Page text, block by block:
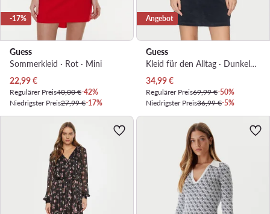
-17%
Guess
Sommerkleid · Rot · Mini
Aktueller Preis
22,99€
Regulärer Preis40,00 €-42%
Niedrigster Preis27,99 €-17%
Angebot
Guess
Kleid für den Alltag · Dunkelblau · Mini
Aktueller Preis
34,99€
Regulärer Preis69,99 €-50%
Niedrigster Preis36,99 €-5%